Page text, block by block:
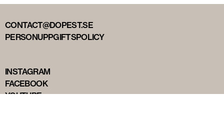
CONTACT@DOPEST.SE
PERSONUPPGIFTSPOLICY
INSTAGRAM
FACEBOOK
YOUTUBE